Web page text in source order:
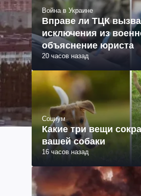
Война в Украине
Вправе ли ТЦК
исключения из
объяснение юриста
20 часов назад
Социум
Какие три вещи
вашей собаки
16 часов назад